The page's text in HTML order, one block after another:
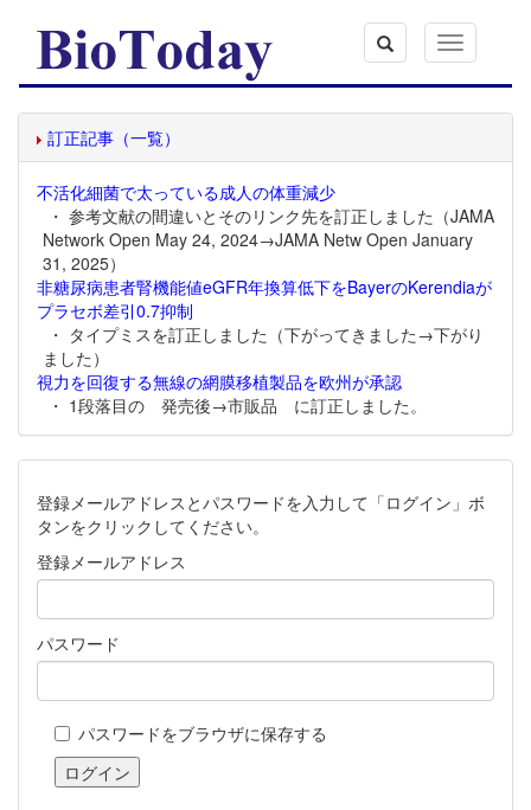
Toggle
navigation
訂正記事（一覧）
不活化細菌で太っている成人の体重減少
・ 参考文献の間違いとそのリンク先を訂正しました（JAMA
Network Open May 24, 2024→JAMA Netw Open January
31, 2025）
非糖尿病患者腎機能値eGFR年換算低下をBayerのKerendiaが
プラセボ差引0.7抑制
・ タイプミスを訂正しました（下がってきました→下がり
ました）
視力を回復する無線の網膜移植製品を欧州が承認
・ 1段落目の 発売後→市販品 に訂正しました。
登録メールアドレスとパスワードを入力して「ログイン」ボ
タンをクリックしてください。
登録メールアドレス
パスワード
パスワードをブラウザに保存する